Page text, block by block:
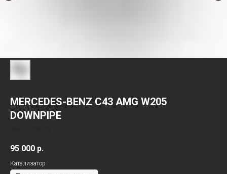
MERCEDES-BENZ C43 AMG W205
DOWNPIPE
95 000 р.
Катализатор